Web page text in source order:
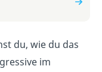
du, wie du das
im